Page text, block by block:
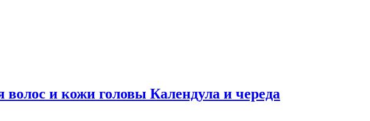
и кожи головы Календула и череда